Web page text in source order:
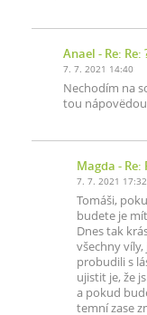
Anael - Re: Re:
7. 7. 2021 14:40
Nechodím na
tou
Magda - Re:
7. 7. 2021 17:32
Tomáši,
budete je
Dnes tak
všechny
probudili s
ujistit je, že
a pokud
temní zase